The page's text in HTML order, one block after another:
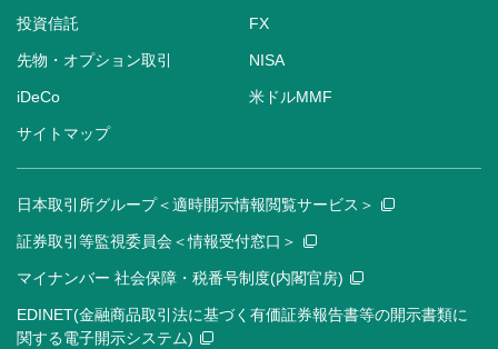
投資信託 FX
先物・オプション取引 NISA
iDeCo 米ドルMMF
サイトマップ
日本取引所グループ＜適時開示情報閲覧サービス＞
証券取引等監視委員会＜情報受付窓口＞
マイナンバー 社会保障・税番号制度(内閣官房)
EDINET(金融商品取引法に基づく有価証券報告書等の開示書類に
関する電子開示システム)